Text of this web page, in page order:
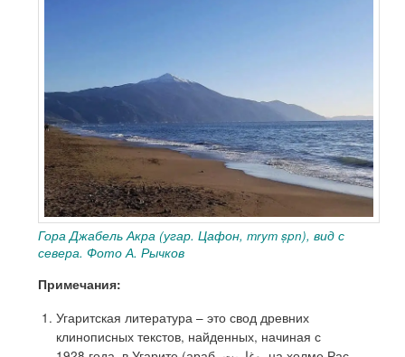
Гора Джабель Акра (угар. Цафон, mrym ṣpn), вид с
севера. Фото А. Рычков
Примечания:
Угаритская литература – это свод древних
клинописных текстов, найденных, начиная с